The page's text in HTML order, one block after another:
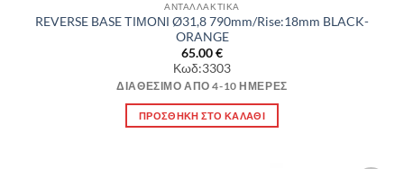
ΑΝΤΑΛΛΑΚΤΙΚΑ
REVERSE BASE ΤΙΜΟΝΙ Ø31,8 790mm/Rise:18mm BLACK-
ORANGE
65.00€
Κωδ:3303
ΔΙΑΘΈΣΙΜΟ ΑΠΌ 4-10 ΗΜΈΡΕΣ
ΠΡΟΣΘΉΚΗ ΣΤΟ ΚΑΛΆΘΙ